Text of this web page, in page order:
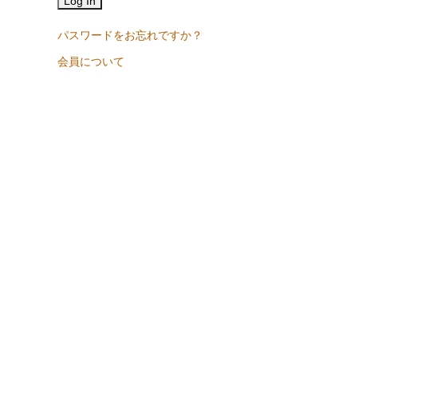
パスワードをお忘れですか？
会員について